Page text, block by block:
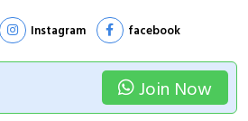
Instagram facebook
Join Now